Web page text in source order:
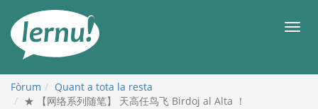
contingut
Fòrum
Quant a tota la resta
★ 【网络系列随笔】 天高任鸟飞 Birdoj al Alta ！